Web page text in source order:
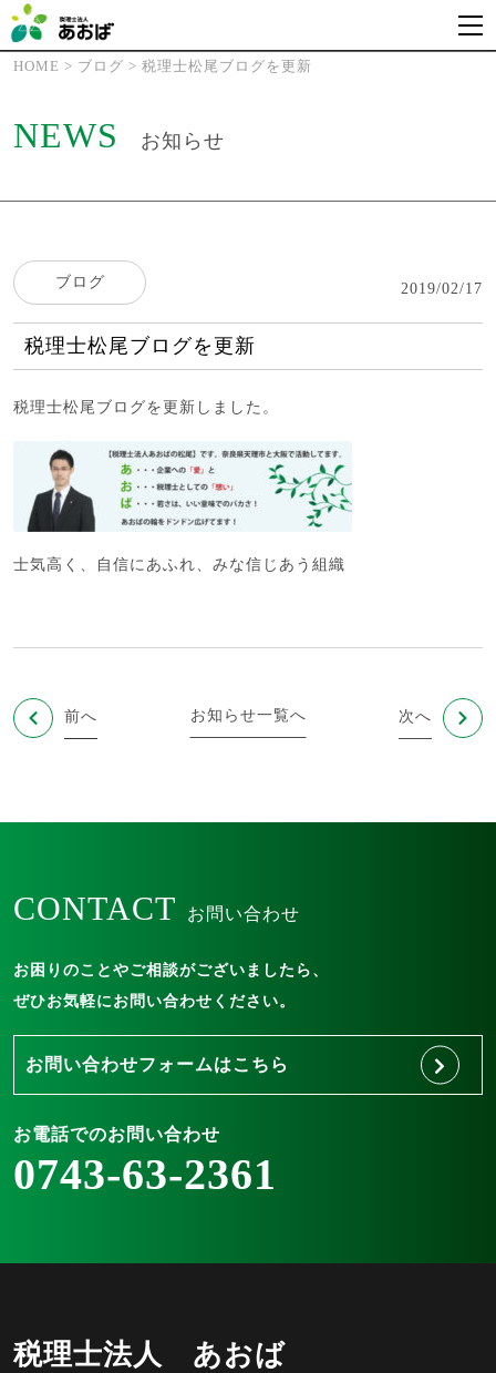
HOME > ブログ > 税理士松尾ブログを更新
NEWS お知らせ
ブログ 2019/02/17
税理士松尾ブログを更新
税理士松尾ブログを更新しました。
士気高く、自信にあふれ、みな信じあう組織
前へ 次へ
お知らせ一覧へ
CONTACT お問い合わせ
お困りのことやご相談がございましたら、
ぜひお気軽にお問い合わせください。
お問い合わせフォームはこちら
お電話でのお問い合わせ
0743-63-2361
税理士法人 あおば